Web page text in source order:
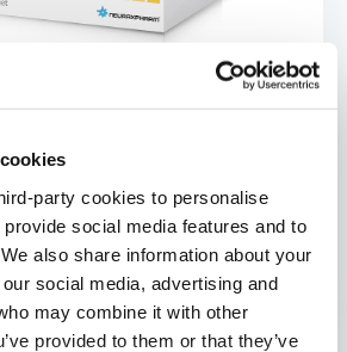
party cookies to personalise
social media features and to
also share information about your
social media, advertising and
may combine it with other
provided to them or that they’ve